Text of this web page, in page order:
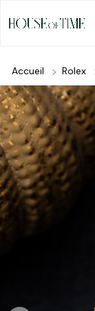
Accueil Rolex